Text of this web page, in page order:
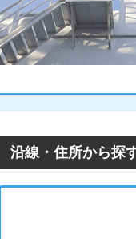
沿線・住所から探